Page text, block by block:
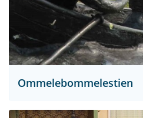
Ommelebommelestien